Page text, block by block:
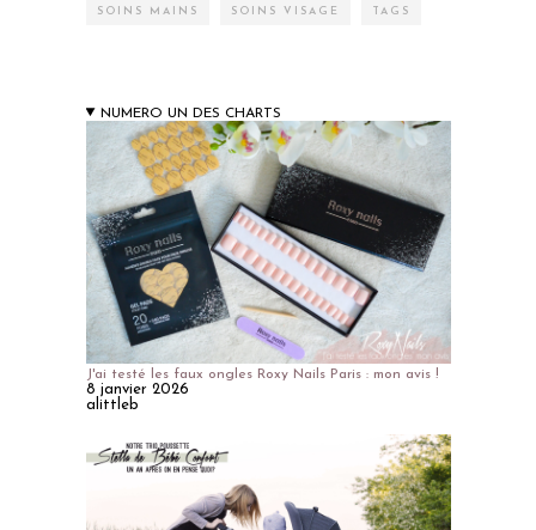
SOINS MAINS SOINS VISAGE TAGS
NUMERO UN DES CHARTS
J'ai testé les faux ongles Roxy Nails Paris : mon avis !
8 janvier 2026
alittleb